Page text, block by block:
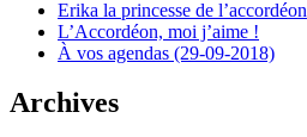
Erika la princesse de l’accordéon
L’Accordéon, moi j’aime !
À vos agendas (29-09-2018)
Archives